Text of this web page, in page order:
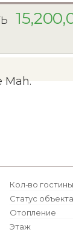
Mah.
Кол-во
Статус объекта
Отопление
Этаж